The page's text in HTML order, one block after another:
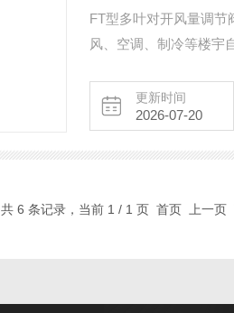
FT型多叶对开风量调节
风、空调、制冷等楼宇
更新时间
2026-07-20
共 6 条记录，当前 1 / 1 页 首页 上一